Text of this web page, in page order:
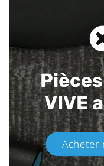
VIVE
Acheter